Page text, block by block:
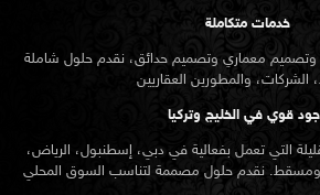
خدمات متكاملة
وتصميم معماري وتصميم حدائق، نقدم حلول شاملة
قوي في الخليج وتركيا
التي تعمل بفعالية في دبي، إسطنبول، الرياض،